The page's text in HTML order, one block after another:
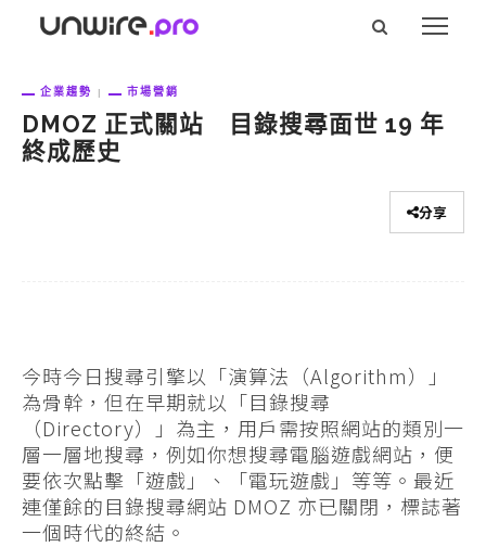
企業趨勢 市場營銷
DMOZ 正式關站 目錄搜尋面世 19 年
終成歷史
分享
今時今日搜尋引擎以「演算法（Algorithm）」
為骨幹，但在早期就以「目錄搜尋
（Directory）」為主，用戶需按照網站的類別一
層一層地搜尋，例如你想搜尋電腦遊戲網站，便
要依次點擊「遊戲」、「電玩遊戲」等等。最近
連僅餘的目錄搜尋網站 DMOZ 亦已關閉，標誌著
一個時代的終結。